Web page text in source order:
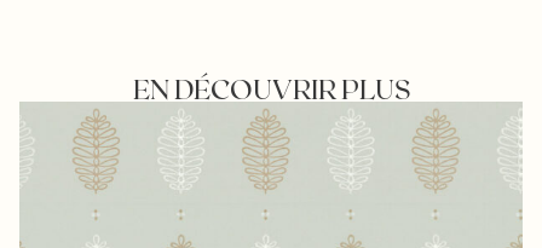
EN DÉCOUVRIR PLUS